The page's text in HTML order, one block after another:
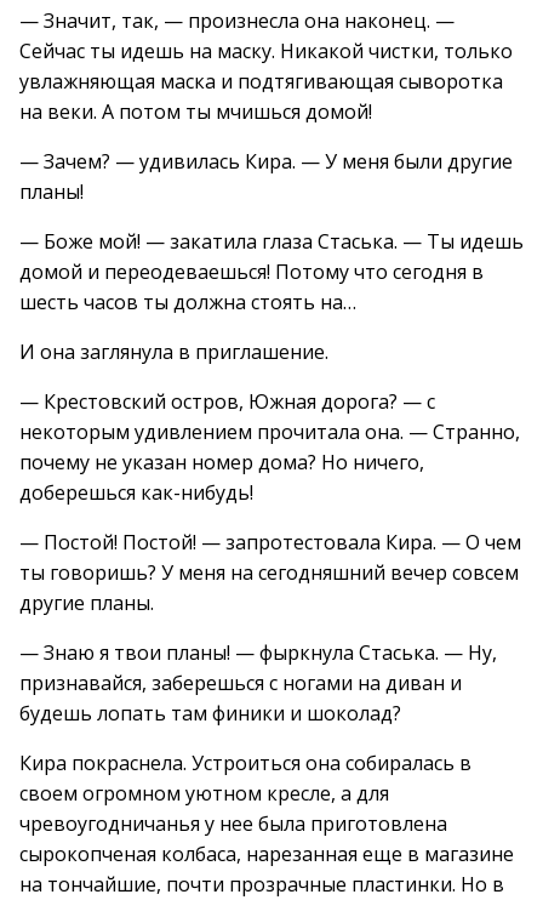
— Значит, так, — произнесла она наконец. —
Сейчас ты идешь на маску. Никакой чистки, только
увлажняющая маска и подтягивающая сыворотка
на веки. А потом ты мчишься домой!
— Зачем? — удивилась Кира. — У меня были другие
планы!
— Боже мой! — закатила глаза Стаська. — Ты идешь
домой и переодеваешься! Потому что сегодня в
шесть часов ты должна стоять на…
И она заглянула в приглашение.
— Крестовский остров, Южная дорога? — с
некоторым удивлением прочитала она. — Странно,
почему не указан номер дома? Но ничего,
доберешься как-нибудь!
— Постой! Постой! — запротестовала Кира. — О чем
ты говоришь? У меня на сегодняшний вечер совсем
другие планы.
— Знаю я твои планы! — фыркнула Стаська. — Ну,
признавайся, заберешься с ногами на диван и
будешь лопать там финики и шоколад?
Кира покраснела. Устроиться она собиралась в
своем огромном уютном кресле, а для
чревоугодничанья у нее была приготовлена
сырокопченая колбаса, нарезанная еще в магазине
на тончайшие, почти прозрачные пластинки. Но в